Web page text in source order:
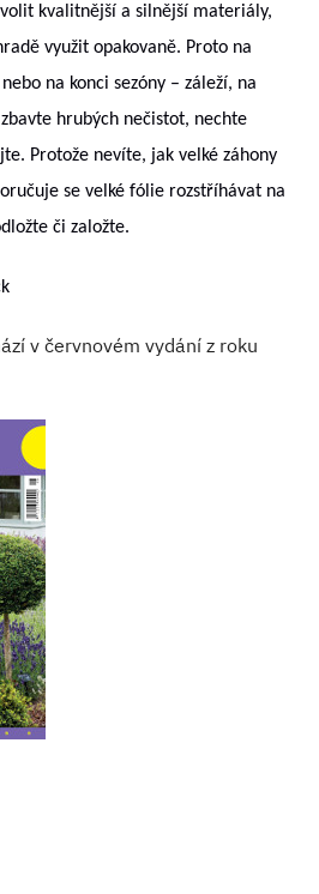
kvalitnější a silnější materiály,
využit opakovaně. Proto na
na konci sezóny – záleží, na
hrubých nečistot, nechte
Protože nevíte, jak velké záhony
se velké fólie rozstříhávat na
či založte.
v červnovém vydání z roku